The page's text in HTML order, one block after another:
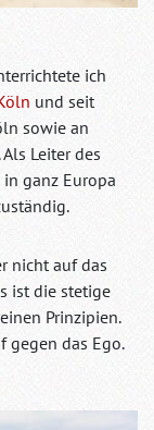
ich
und seit
sowie an
Leiter des
ganz Europa
nicht auf das
ist die stetige
Prinzipien.
gegen das Ego.